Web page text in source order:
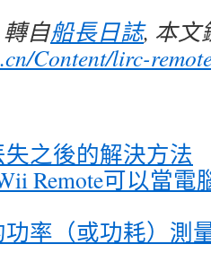
自船長日誌, 本文
Content/lirc-
之後的解決方法
Remote可以當電
率（或功耗）測